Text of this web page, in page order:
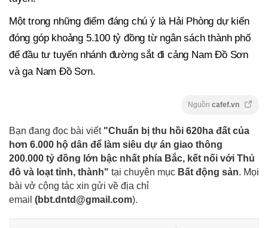
Một trong những điểm đáng chú ý là Hải Phòng dự kiến
đóng góp khoảng 5.100 tỷ đồng từ ngân sách thành phố
để đầu tư tuyến nhánh đường sắt đi cảng Nam Đồ Sơn
và ga Nam Đồ Sơn.
Nguồn cafef.vn
Bạn đang đọc bài viết "Chuẩn bị thu hồi 620ha đất của
hơn 6.000 hộ dân để làm siêu dự án giao thông
200.000 tỷ đồng lớn bậc nhất phía Bắc, kết nối với Thủ
đô và loạt tỉnh, thành" tại chuyên mục Bất động sản. Mọi
bài vở cộng tác xin gửi về địa chỉ
email (bbt.dntd@gmail.com).